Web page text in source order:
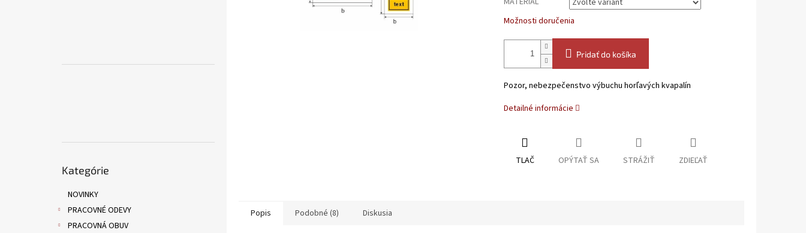
kategórie
Kategórie
NOVINKY
PRACOVNÉ ODEVY
PRACOVNÁ OBUV
Možnosti doručenia
Pridať do košíka
Pozor, nebezpečenstvo výbuchu horľavých kvapalín
Detailné informácie
TLAČ OPÝTAŤ SA STRÁŽIŤ ZDIEĽAŤ
Popis Podobné (8) Diskusia